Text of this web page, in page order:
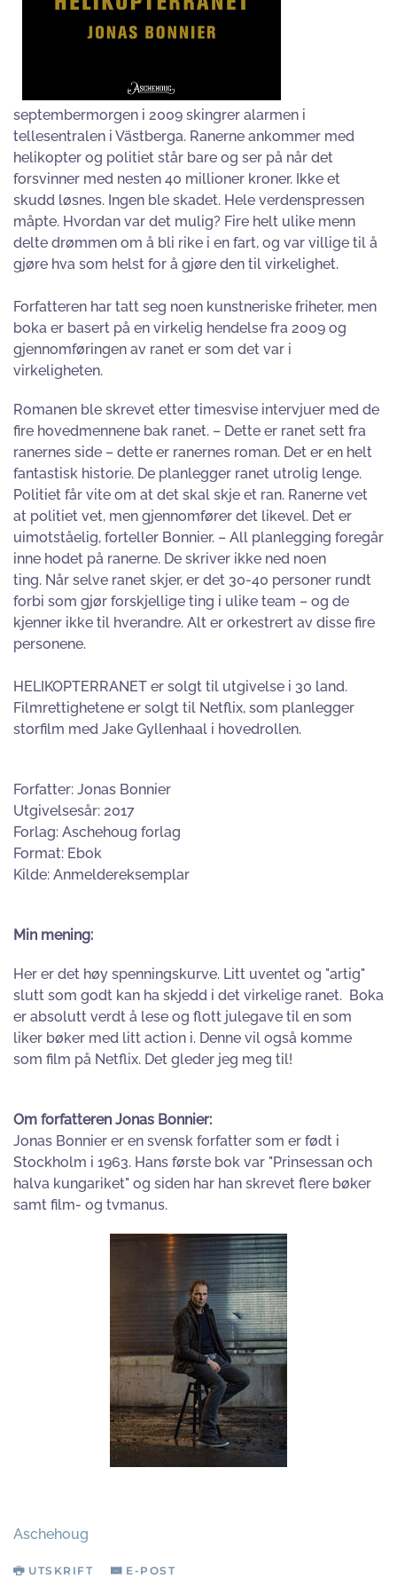
septembermorgen i 2009 skingrer alarmen i
tellesentralen i Västberga. Ranerne ankommer med
helikopter og politiet står bare og ser på når det
forsvinner med nesten 40 millioner kroner. Ikke et
skudd løsnes. Ingen ble skadet. Hele verdenspressen
måpte. Hvordan var det mulig? Fire helt ulike menn
delte drømmen om å bli rike i en fart, og var villige til å
gjøre hva som helst for å gjøre den til virkelighet.
Forfatteren har tatt seg noen kunstneriske friheter, men
boka er basert på en virkelig hendelse fra 2009 og
gjennomføringen av ranet er som det var i
virkeligheten.
Romanen ble skrevet etter timesvise intervjuer med de
fire hovedmennene bak ranet. – Dette er ranet sett fra
ranernes side – dette er ranernes roman. Det er en helt
fantastisk historie. De planlegger ranet utrolig lenge.
Politiet får vite om at det skal skje et ran. Ranerne vet
at politiet vet, men gjennomfører det likevel. Det er
uimotståelig, forteller Bonnier. – All planlegging foregår
inne hodet på ranerne. De skriver ikke ned noen
ting. Når selve ranet skjer, er det 30-40 personer rundt
forbi som gjør forskjellige ting i ulike team – og de
kjenner ikke til hverandre. Alt er orkestrert av disse fire
personene.
HELIKOPTERRANET er solgt til utgivelse i 30 land.
Filmrettighetene er solgt til Netflix, som planlegger
storfilm med Jake Gyllenhaal i hovedrollen.
Forfatter: Jonas Bonnier
Utgivelsesår: 2017
Forlag: Aschehoug forlag
Format: Ebok
Kilde: Anmeldereksemplar
Min mening:
Her er det høy spenningskurve. Litt uventet og "artig"
slutt som godt kan ha skjedd i det virkelige ranet. Boka
er absolutt verdt å lese og flott julegave til en som
liker bøker med litt action i. Denne vil også komme
som film på Netflix. Det gleder jeg meg til!
Om forfatteren Jonas Bonnier:
Jonas Bonnier er en svensk forfatter som er født i
Stockholm i 1963. Hans første bok var "Prinsessan och
halva kungariket" og siden har han skrevet flere bøker
samt film- og tvmanus.
Aschehoug
UTSKRIFT E-POST